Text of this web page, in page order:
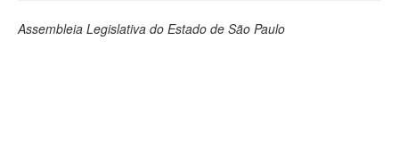
Assembleia Legislativa do Estado de São Paulo